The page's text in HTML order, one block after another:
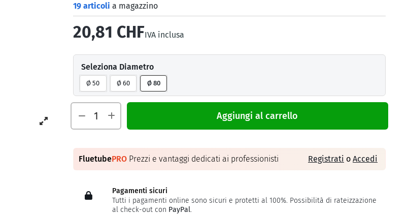
19 articoli a magazzino
20,81 CHFIVA inclusa
Seleziona Diametro
Ø 50 Ø 60 Ø 80
Aggiungi al carrello
FluetubePRO Prezzi e vantaggi dedicati ai professionisti Registrati o Accedi
Pagamenti sicuri
Tutti i pagamenti online sono sicuri e protetti al 100%. Possibilità di rateizzazione
al check-out con PayPal.